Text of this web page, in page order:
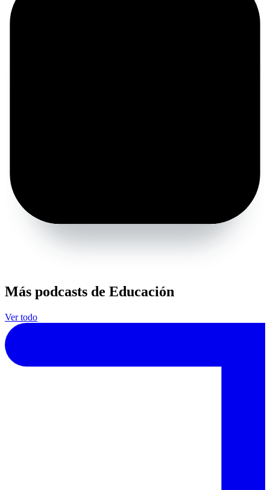
Más podcasts de Educación
Ver todo